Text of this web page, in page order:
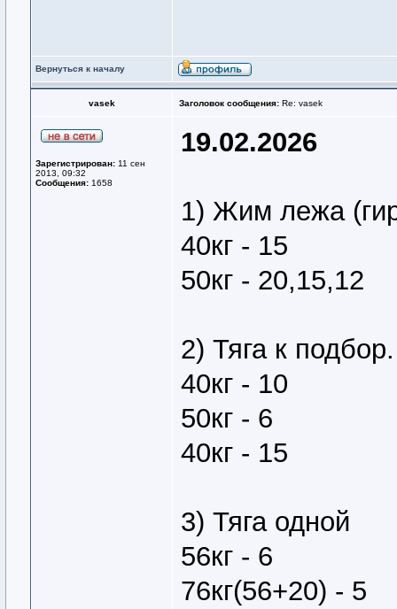
Вернуться к началу
vasek Заголовок сообщения: Re: vasek
Зарегистрирован: 11 сен
2013, 09:32
Сообщения: 1658
19.02.2026
1) Жим лежа
40кг - 15
50кг - 20,15,12
2) Тяга к подбор.
40кг - 10
50кг - 6
40кг - 15
3) Тяга одной
56кг - 6
76кг(56+20) - 5